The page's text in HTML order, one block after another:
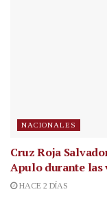
NACIONALES
Cruz Roja
Apulo durante las
HACE 2 DÍAS